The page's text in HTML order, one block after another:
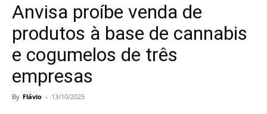
Anvisa proíbe venda de
produtos à base de cannabis
e cogumelos de três
empresas
By Flávio - 13/10/2025